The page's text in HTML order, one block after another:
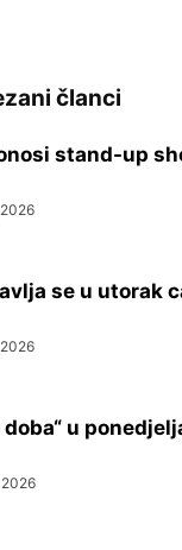
članci
stand-up
se u utorak
u